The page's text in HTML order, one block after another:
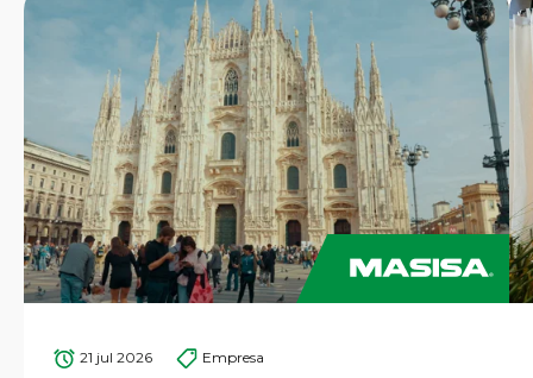
21 jul 2026 Empresa